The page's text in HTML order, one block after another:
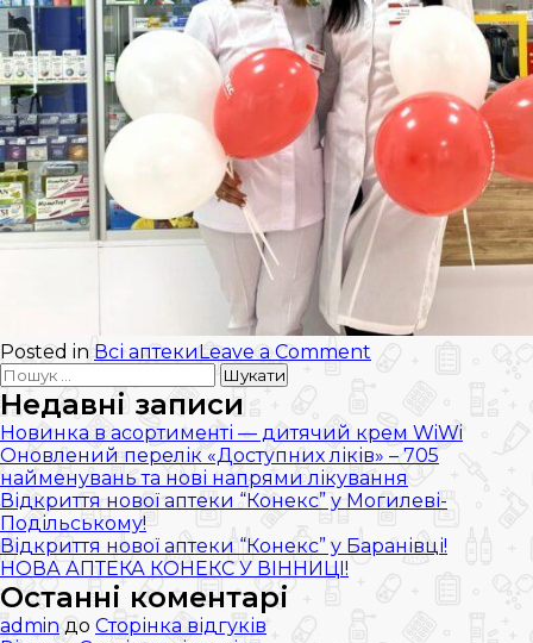
Posted in Всі аптекиLeave a Comment
відтепер
і
у
Нетішині!
Пошук:
Недавні записи
Новинка в асортименті — дитячий крем WiWi
Оновлений перелік «Доступних ліків» – 705
найменувань та нові напрями лікування
Відкриття нової аптеки “Конекс” у Могилеві-
Подільському!
Відкриття нової аптеки “Конекс” у Баранівці!
НОВА АПТЕКА КОНЕКС У ВІННИЦІ!
Останні коментарі
admin до Сторінка відгуків